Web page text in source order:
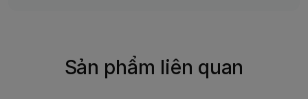
Sản phẩm liên quan